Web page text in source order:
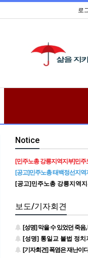
로
Notice
[민주노총 강릉지역지부]민
[공고]민주노총 태백정선지
[공고]민주노총 강릉지역
보도/기자회견
[성명] 막을 수 있었던 죽음, HL만도가 책임져
[성명] 통일교 불법 정치자
[기자회견] 폭염은 재난이다! 폭염으로부터